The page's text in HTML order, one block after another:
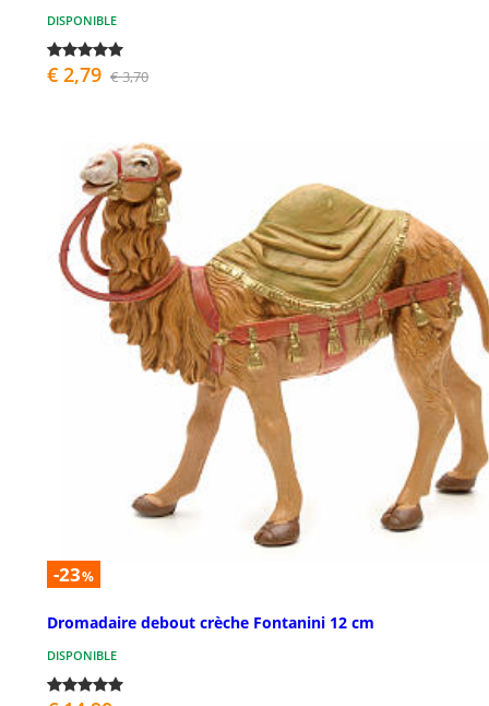
DISPONIBLE
€ 2,79 € 3,70
-23%
Dromadaire debout crèche Fontanini 12 cm
DISPONIBLE